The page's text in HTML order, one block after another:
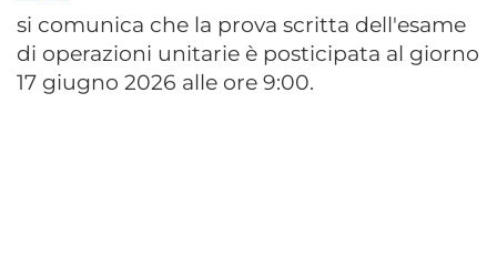
si comunica che la prova scritta dell'esame
di operazioni unitarie è posticipata al giorno
17 giugno 2026 alle ore 9:00.